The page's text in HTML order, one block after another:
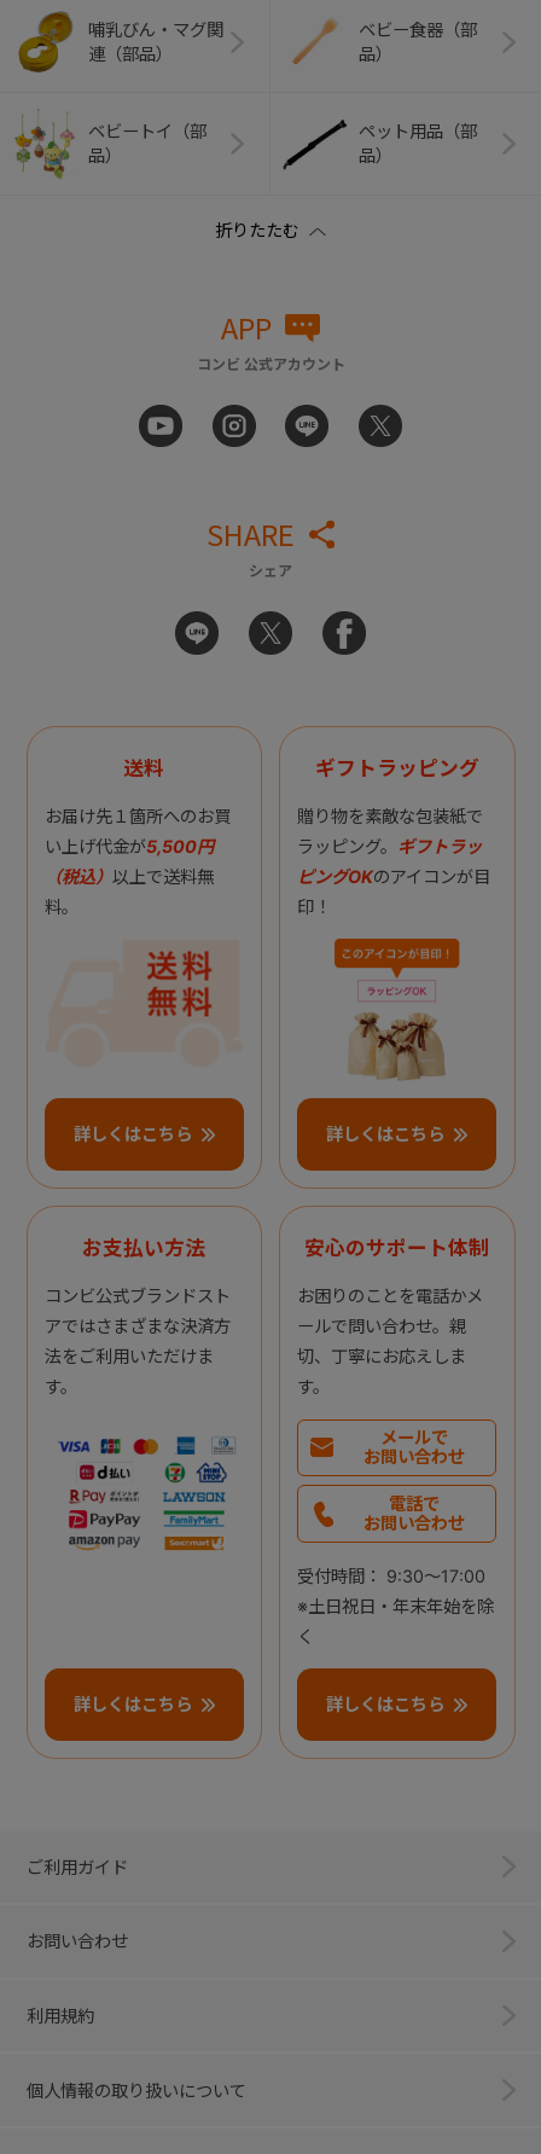
哺乳びん・マグ関
連（部品）
ベビー食器（部
品）
ベビートイ（部
品）
ペット用品（部
品）
APP
コンビ 公式アカウント
SHARE
シェア
送料
お届け先１箇所へのお買
い上げ代金が5,500円
（税込） 以上で送料無
料。
詳しくはこちら
ギフトラッピング
贈り物を素敵な包装紙で
ラッピング。 ギフトラッ
ピングOKのアイコンが目
印！
詳しくはこちら
お支払い方法
コンビ公式ブランドスト
アではさまざまな決済方
法をご利用いただけま
す。
詳しくはこちら
安心のサポート体制
お困りのことを電話かメ
ールで問い合わせ。親
切、丁寧にお応えしま
す。
メールで
お問い合わせ
電話で
お問い合わせ
受付時間： 9:30～17:00
※土日祝日・年末年始を除
く
詳しくはこちら
ご利用ガイド
お問い合わせ
利用規約
個人情報の取り扱いについて